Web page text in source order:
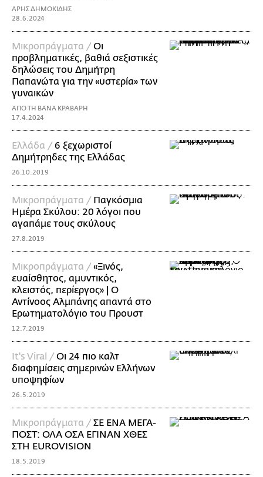
ΑΡΗΣ ΔΗΜΟΚΙΔΗΣ
28.6.2024
Mικροπράγματα /Οι
προβληματικές, βαθιά σεξιστικές
δηλώσεις του Δημήτρη
Παπανώτα για την «υστερία» των
γυναικών
ΑΠΟ ΤΗ ΒΑΝΑ ΚΡΑΒΑΡΗ
17.4.2024
Ελλάδα / 6 ξεχωριστοί
Δημήτρηδες της Ελλάδας
26.10.2019
Mικροπράγματα / Παγκόσμια
Ημέρα Σκύλου: 20 λόγοι που
αγαπάμε τους σκύλους
27.8.2019
Mικροπράγματα /«Ξινός,
ευαίσθητος, αμυντικός,
κλειστός, περίεργος» | O
Αντίνοος Αλμπάνης απαντά στο
Ερωτηματολόγιο του Προυστ
12.7.2019
It's Viral /Οι 24 πιο καλτ
διαφημίσεις σημερινών Ελλήνων
υποψηφίων
26.5.2019
Mικροπράγματα /ΣΕ ΕΝΑ ΜΕΓΑ-
ΠΟΣΤ: ΟΛΑ ΟΣΑ ΕΓΙΝΑΝ ΧΘΕΣ
ΣΤΗ EUROVISION
18.5.2019